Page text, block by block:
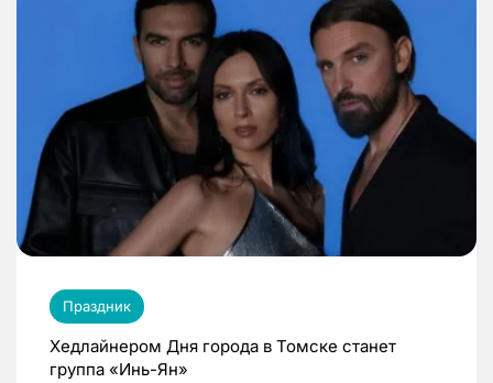
Праздник
Хедлайнером Дня города в Томске станет
группа «Инь-Ян»